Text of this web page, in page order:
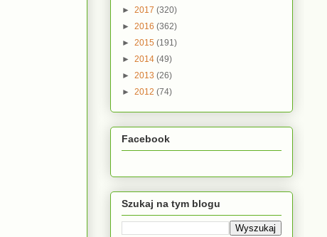
► 2017 (320)
► 2016 (362)
► 2015 (191)
► 2014 (49)
► 2013 (26)
► 2012 (74)
Facebook
Szukaj na tym blogu